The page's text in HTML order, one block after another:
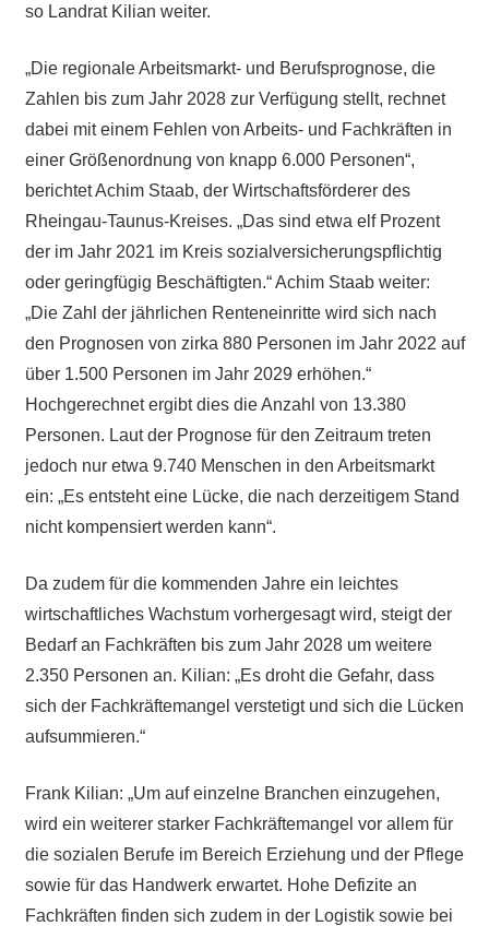
so Landrat Kilian weiter.
„Die regionale Arbeitsmarkt- und Berufsprognose, die
Zahlen bis zum Jahr 2028 zur Verfügung stellt, rechnet
dabei mit einem Fehlen von Arbeits- und Fachkräften in
einer Größenordnung von knapp 6.000 Personen“,
berichtet Achim Staab, der Wirtschaftsförderer des
Rheingau-Taunus-Kreises. „Das sind etwa elf Prozent
der im Jahr 2021 im Kreis sozialversicherungspflichtig
oder geringfügig Beschäftigten.“ Achim Staab weiter:
„Die Zahl der jährlichen Renteneinritte wird sich nach
den Prognosen von zirka 880 Personen im Jahr 2022 auf
über 1.500 Personen im Jahr 2029 erhöhen.“
Hochgerechnet ergibt dies die Anzahl von 13.380
Personen. Laut der Prognose für den Zeitraum treten
jedoch nur etwa 9.740 Menschen in den Arbeitsmarkt
ein: „Es entsteht eine Lücke, die nach derzeitigem Stand
nicht kompensiert werden kann“.
Da zudem für die kommenden Jahre ein leichtes
wirtschaftliches Wachstum vorhergesagt wird, steigt der
Bedarf an Fachkräften bis zum Jahr 2028 um weitere
2.350 Personen an. Kilian: „Es droht die Gefahr, dass
sich der Fachkräftemangel verstetigt und sich die Lücken
aufsummieren.“
Frank Kilian: „Um auf einzelne Branchen einzugehen,
wird ein weiterer starker Fachkräftemangel vor allem für
die sozialen Berufe im Bereich Erziehung und der Pflege
sowie für das Handwerk erwartet. Hohe Defizite an
Fachkräften finden sich zudem in der Logistik sowie bei